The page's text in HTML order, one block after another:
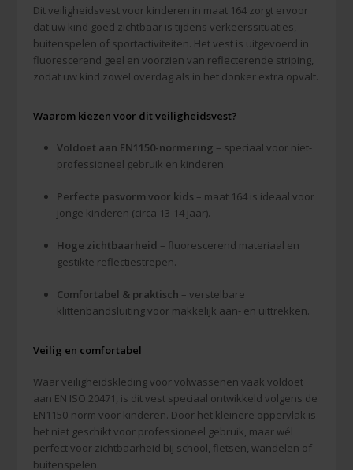
Dit veiligheidsvest voor kinderen in maat 164 zorgt ervoor
dat uw kind goed zichtbaar is tijdens verkeerssituaties,
buitenspelen of sportactiviteiten. Het vest is uitgevoerd in
fluorescerend geel en voorzien van reflecterende striping,
zodat uw kind zowel overdag als in het donker extra opvalt.
Waarom kiezen voor dit veiligheidsvest?
Voldoet aan EN1150-normering – speciaal voor niet-
professioneel gebruik en kinderen.
Perfecte pasvorm voor kids – maat 164 is ideaal voor
jonge kinderen (circa 13-14 jaar).
Hoge zichtbaarheid – fluorescerend materiaal en
gestikte reflectiestrepen.
Comfortabel & praktisch – verstelbare
klittenbandsluiting voor makkelijk aan- en uittrekken.
Veilig en comfortabel
Waar veiligheidskleding voor volwassenen vaak voldoet
aan EN ISO 20471, is dit vest speciaal ontwikkeld volgens de
EN1150-norm voor kinderen. Door het kleinere oppervlak is
het niet geschikt voor professioneel gebruik, maar wél
perfect voor zichtbaarheid bij school, fietsen, wandelen of
buitenspelen.